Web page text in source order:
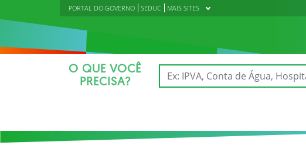
PORTAL DO GOVERNO SEDUC MAIS SITES
O QUE VOCÊ
PRECISA?